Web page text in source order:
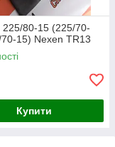
80-15 (225/70-
15) Nexen TR13
Купити